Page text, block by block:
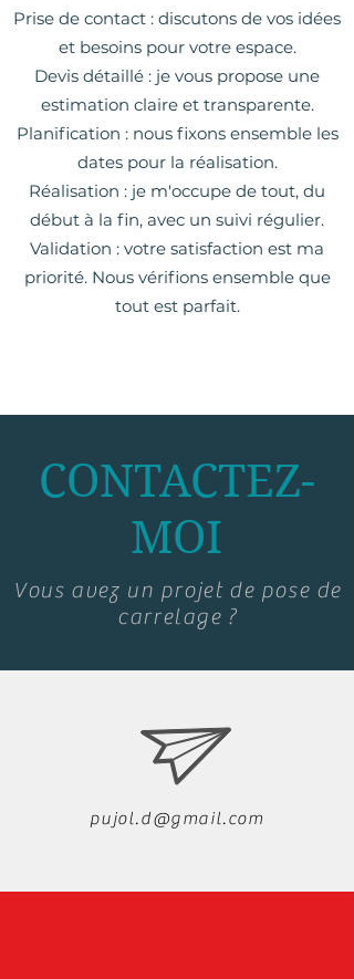
Prise de contact : discutons de vos idées
et besoins pour votre espace.
Devis détaillé : je vous propose une
estimation claire et transparente.
Planification : nous fixons ensemble les
dates pour la réalisation.
Réalisation : je m'occupe de tout, du
début à la fin, avec un suivi régulier.
Validation : votre satisfaction est ma
priorité. Nous vérifions ensemble que
tout est parfait.
CONTACTEZ-
MOI
Vous avez un projet de pose de
carrelage ?
pujol.d@gmail.com